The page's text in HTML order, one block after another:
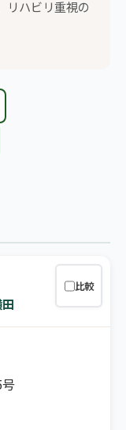
リハビリ重視の
比較